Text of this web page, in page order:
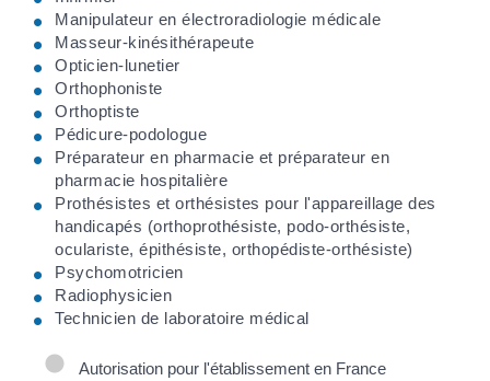
Manipulateur en électroradiologie médicale
Masseur-kinésithérapeute
Opticien-lunetier
Orthophoniste
Orthoptiste
Pédicure-podologue
Préparateur en pharmacie et préparateur en
pharmacie hospitalière
Prothésistes et orthésistes pour l'appareillage des
handicapés (orthoprothésiste, podo-orthésiste,
oculariste, épithésiste, orthopédiste-orthésiste)
Psychomotricien
Radiophysicien
Technicien de laboratoire médical
Autorisation pour l'établissement en France